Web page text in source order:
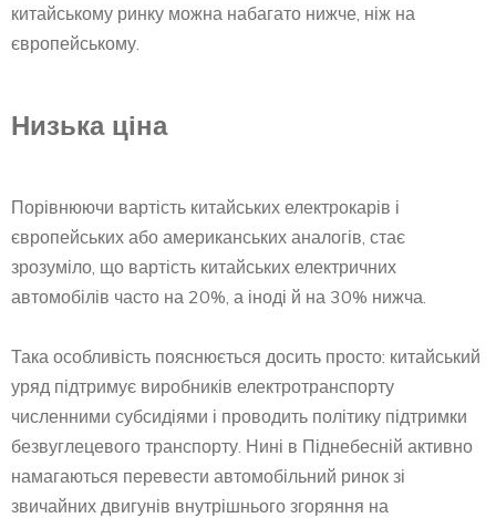
китайському ринку можна набагато нижче, ніж на
європейському.
Низька ціна
Порівнюючи вартість китайських електрокарів і
європейських або американських аналогів, стає
зрозуміло, що вартість китайських електричних
автомобілів часто на 20%, а іноді й на 30% нижча.
Така особливість пояснюється досить просто: китайський
уряд підтримує виробників електротранспорту
численними субсидіями і проводить політику підтримки
безвуглецевого транспорту. Нині в Піднебесній активно
намагаються перевести автомобільний ринок зі
звичайних двигунів внутрішнього згоряння на